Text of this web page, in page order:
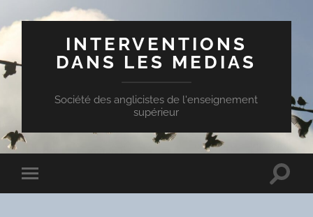
INTERVENTIONS
DANS LES MEDIAS
Société des anglicistes de l'enseignement
supérieur
Toggle
mobile
Toggle